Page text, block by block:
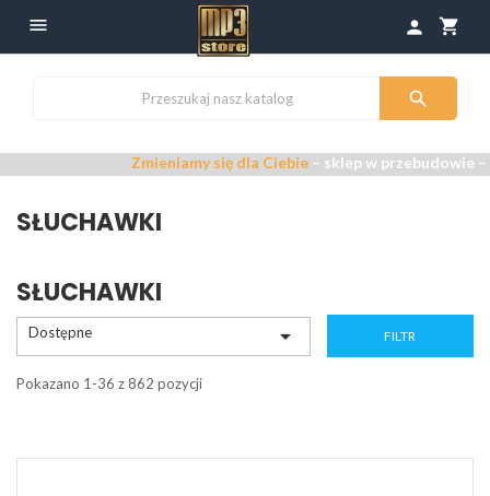
 shopping_cart
person

Zmieniamy się dla Ciebie– sklep w przebudowie –
SŁUCHAWKI
SŁUCHAWKI
Dostępne  FILTR
Pokazano 1-36 z 862 pozycji